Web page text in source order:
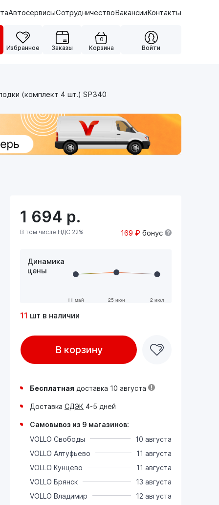
АвтосервисыСотрудничествоВакансииКонтакты
Избранное Заказы
0
Корзина Войти
(комплект 4 шт.) SP340
1 694 р.
В том числе НДС 22% 169 ₽ бонус
Динамика
цены
11 шт в наличии
В корзину
Бесплатная доставка 10 августа
Доставка СДЭК 4-5 дней
Самовывоз из 9 магазинов:
VOLLO Свободы
10 августа
VOLLO Алтуфьево
11 августа
VOLLO Кунцево
11 августа
VOLLO Брянск
13 августа
VOLLO Владимир
12 августа